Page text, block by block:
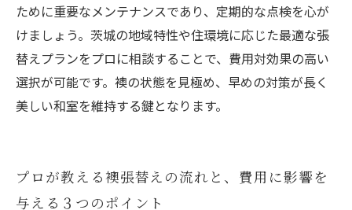
ために重要なメンテナンスであり、定期的な点検を心が
けましょう。茨城の地域特性や住環境に応じた最適な張
替えプランをプロに相談することで、費用対効果の高い
選択が可能です。襖の状態を見極め、早めの対策が長く
美しい和室を維持する鍵となります。
プロが教える襖張替えの流れと、費用に影響を
与える３つのポイント